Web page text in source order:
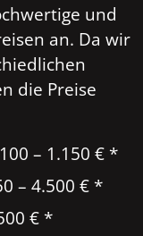
und
an. Da wir
die Preise
– 1.150 € *
– 4.500 € *
€ *